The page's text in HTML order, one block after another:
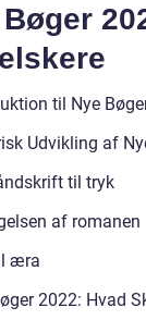
til Nye
Udvikling af
til tryk
af romanen
æra
2022: Hvad